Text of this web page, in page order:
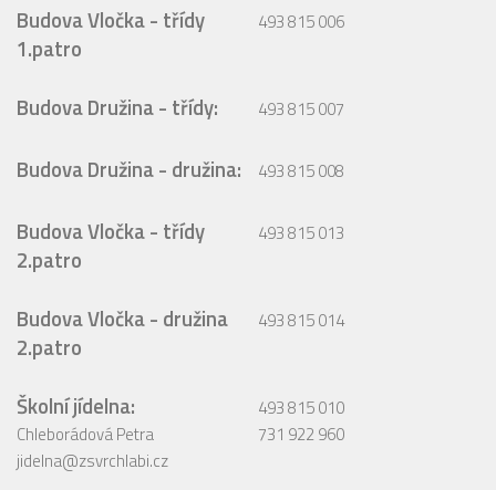
Budova Vločka - třídy
1.patro
493 815 006
Budova Družina - třídy: 493 815 007
Budova Družina - družina: 493 815 008
Budova Vločka - třídy
2.patro
493 815 013
Budova Vločka - družina
2.patro
493 815 014
Školní jídelna:
Chleborádová Petra
jidelna@zsvrchlabi.cz
493 815 010
731 922 960